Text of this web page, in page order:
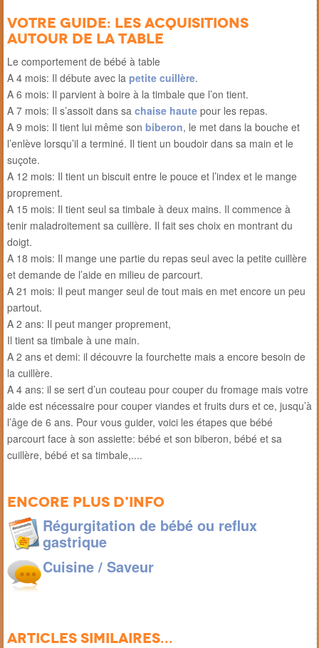
Votre guide: les acquisitions
autour de la table
Le comportement de bébé à table
A 4 mois: Il débute avec la petite cuillère.
A 6 mois: Il parvient à boire à la timbale que l’on tient.
A 7 mois: Il s’assoit dans sa chaise haute pour les repas.
A 9 mois: Il tient lui même son biberon, le met dans la bouche et
l’enlève lorsqu’il a terminé. Il tient un boudoir dans sa main et le
suçote.
A 12 mois: Il tient un biscuit entre le pouce et l’index et le mange
proprement.
A 15 mois: Il tient seul sa timbale à deux mains. Il commence à
tenir maladroitement sa cuillère. Il fait ses choix en montrant du
doigt.
A 18 mois: Il mange une partie du repas seul avec la petite cuillère
et demande de l’aide en milieu de parcourt.
A 21 mois: Il peut manger seul de tout mais en met encore un peu
partout.
A 2 ans: Il peut manger proprement,
Il tient sa timbale à une main.
A 2 ans et demi: il découvre la fourchette mais a encore besoin de
la cuillère.
A 4 ans: il se sert d’un couteau pour couper du fromage mais votre
aide est nécessaire pour couper viandes et fruits durs et ce, jusqu’à
l’âge de 6 ans. Pour vous guider, voici les étapes que bébé
parcourt face à son assiette: bébé et son biberon, bébé et sa
cuillère, bébé et sa timbale,....
Encore plus d'info
Régurgitation de bébé ou reflux
gastrique
Cuisine / Saveur
Articles similaires...